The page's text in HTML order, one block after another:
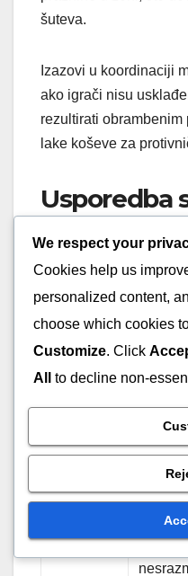
šuteva.
Izazovi u koordinaciji
ako igrači nisu
rezultirati
lake koševe za
Usporedba
Rotirajuća
zona
obrane
protiv
obrana
Direktni
We respect your
Cookies help us
personalized content,
choose which cookies
Customize. Click
All
to decline non-